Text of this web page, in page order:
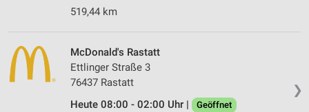
519,44 km
❯
McDonald's Rastatt
Ettlinger Straße 3
76437 Rastatt
Heute 08:00 - 02:00 Uhr |
Geöffnet